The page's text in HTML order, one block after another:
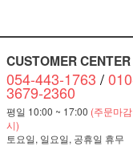
CUSTOMER CENTER
054-443-1763 /
3679-2360
평일 10:00 ~ 17:00 (주문마
시)
토요일, 일요일, 공휴일 휴무